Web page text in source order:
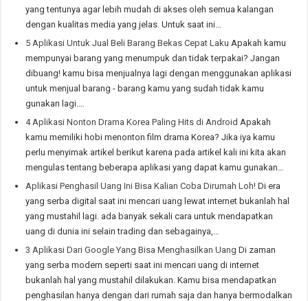
yang tentunya agar lebih mudah di akses oleh semua kalangan
dengan kualitas media yang jelas. Untuk saat ini…
5 Aplikasi Untuk Jual Beli Barang Bekas Cepat Laku Apakah kamu
mempunyai barang yang menumpuk dan tidak terpakai? Jangan
dibuang! kamu bisa menjualnya lagi dengan menggunakan aplikasi
untuk menjual barang - barang kamu yang sudah tidak kamu
gunakan lagi.…
4 Aplikasi Nonton Drama Korea Paling Hits di Android Apakah
kamu memiliki hobi menonton film drama Korea? Jika iya kamu
perlu menyimak artikel berikut karena pada artikel kali ini kita akan
mengulas tentang beberapa aplikasi yang dapat kamu gunakan…
Aplikasi Penghasil Uang Ini Bisa Kalian Coba Dirumah Loh! Di era
yang serba digital saat ini mencari uang lewat internet bukanlah hal
yang mustahil lagi. ada banyak sekali cara untuk mendapatkan
uang di dunia ini selain trading dan sebagainya,…
3 Aplikasi Dari Google Yang Bisa Menghasilkan Uang Di zaman
yang serba modern seperti saat ini mencari uang di internet
bukanlah hal yang mustahil dilakukan. Kamu bisa mendapatkan
penghasilan hanya dengan dari rumah saja dan hanya bermodalkan